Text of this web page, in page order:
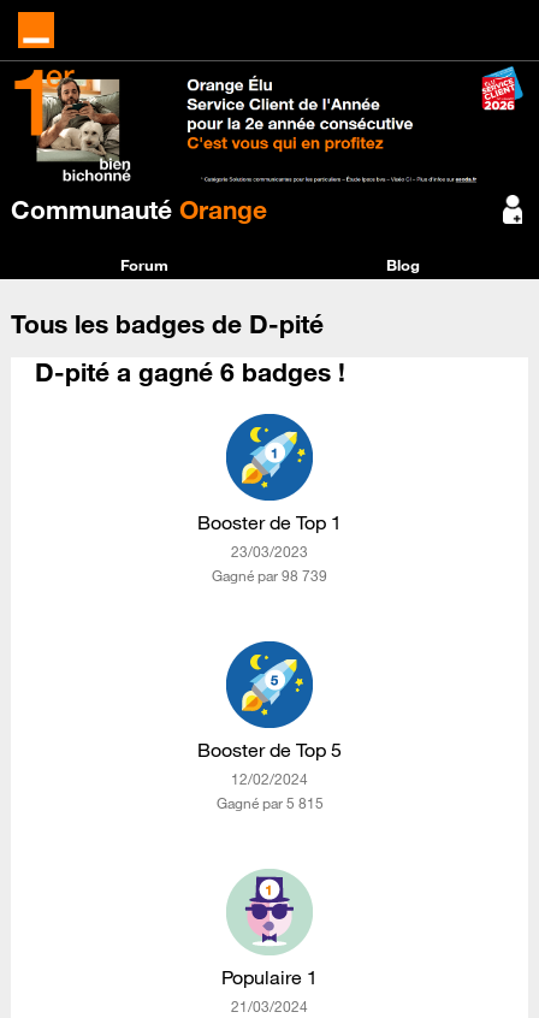
Communauté Orange
Forum Blog
Tous les badges de D-pité
D-pité a gagné 6 badges !
Booster de Top 1
‎23/03/2023
Gagné par 98 739
Booster de Top 5
‎12/02/2024
Gagné par 5 815
Populaire 1
‎21/03/2024